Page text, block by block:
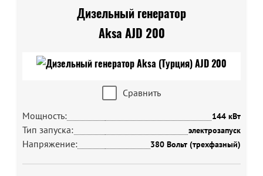
Дизельный генератор
Aksa AJD 200
Сравнить
Мощность:
144 кВт
Тип запуска: электрозапуск
Напряжение: 380 Вольт (трехфазный)